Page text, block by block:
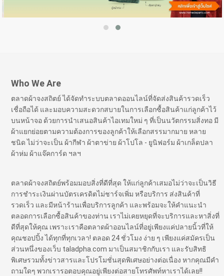
Who We Are
ตลาดผ้าจงสถิตย์ ได้จัดทำระบบตลาดออนไลน์ที่จัดส่งสินค้ารวดเร็ว
เชื่อถือได้ และมอบความสะดวกสบายในการเลือกซื้อสินค้าแก่ลูกค้าไว้
บนหน้าจอ ด้วยการนำเสนอสินค้าไอเทมใหม่ ๆ ที่เป็นนวัตกรรมสิ่งทอ มี
ผ้าแยกย่อยตามความต้องการของลูกค้าให้เลือกสรรมากมาย หลาย
ชนิด ไม่ว่าจะเป็น ผ้ากีฬา ผ้าตาข่าย ผ้าโปโล - ยูนิฟอร์ม ผ้าเกล็ดปลา
ผ้าห่ม ผ้าแจ๊คการ์ด ฯลฯ
ตลาดผ้าจงสถิตย์พร้อมมอบสิ่งที่ดีที่สุด ให้แก่ลูกค้าเสมอไม่ว่าจะเป็นวิธี
การชำระเงินผ่านบัตรเครดิตไม่ชาร์จเพิ่ม หรือบริการ ส่งสินค้าที่
รวดเร็ว และมีหน้าร้านเพื่อบริการลูกค้า และพร้อมจะให้คำแนะนำ
ตลอดการเลือกซื้อสินค้าของท่าน เราไม่เคยหยุดที่จะบริการและหาสิ่งที่
ดีที่สุดให้คุณ เพราะเราคือตลาดผ้าออนไลน์ที่อยู่เพียงแค่ปลายนิ้วที่ให้
คุณชอปปิ้ง ได้ทุกที่ทุกเวลา! ตลอด 24 ชั่วโมง ง่าย ๆ เพียงแค่สมัครเป็น
ส่วนหนึ่งของเว็บ taladpha.com มาเป็นสมาชิกกับเรา และรับสิทธิ
พิเศษรวมทั้งข่าวสารและโปรโมชั่นสุดพิเศษอย่างต่อเนื่อง หากคุณมีคำ
ถามใดๆ พวกเรารอตอบคุณอยู่เพียงต่อสายโทรศัพท์หาเราได้เลย!!